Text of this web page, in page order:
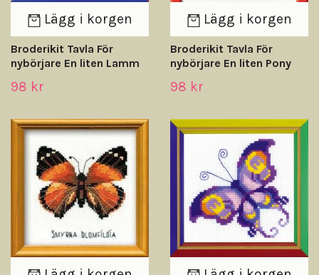
Lägg i korgen
Broderikit Tavla För
nybörjare En liten Lamm
98 kr
Lägg i korgen
Broderikit Tavla För
nybörjare En liten Pony
98 kr